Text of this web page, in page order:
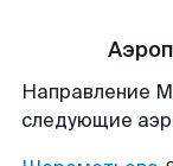
Направление
следующие